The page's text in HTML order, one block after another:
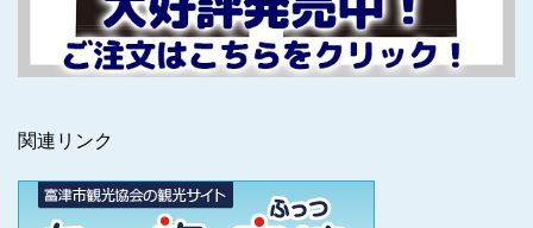
関連リンク